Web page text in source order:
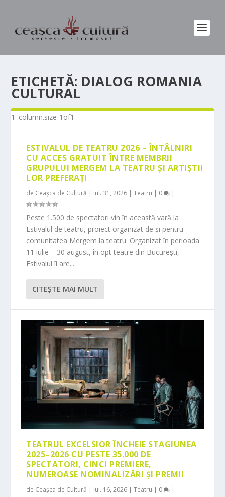
ETICHETĂ: DIALOG ROMANIA
CULTURAL
ESTIVALUL DE TEATRU 2026 – ÎNTÂLNIRI
CU ACCES GRATUIT ÎNTRE MEMBRII
GRUPULUI MERGEM LA TEATRU ȘI ARTIȘTII
LOR PREFERAȚI
de Ceașca de Cultură | iul. 31, 2026 |Teatru | 0 |
Peste 1.500 de spectatori vin în această vară la
Estivalul de teatru, proiect organizat de și pentru
comunitatea Mergem la teatru. Organizat în perioada
11 iulie – 30 august, în opt teatre din București,
Estivalul îi are...
CITEŞTE MAI MULT
TEATRUL EXCELSIOR ÎNCHEIE STAGIUNEA
2025–2026 CU PESTE 35.000 DE
SPECTATORI, CINCI PREMIERE,
NUMEROASE NOMINALIZĂRI ȘI PREMII
de Ceașca de Cultură | iul. 16, 2026 |Teatru | 0 |